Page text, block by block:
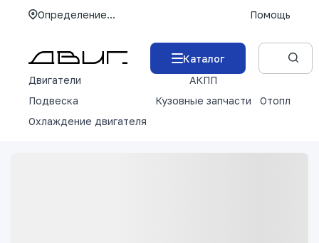
Определение... Помощь
Каталог
Двигатели
АКПП
Подвеска
Кузовные запчасти
Отопление
Охлаждение двигателя